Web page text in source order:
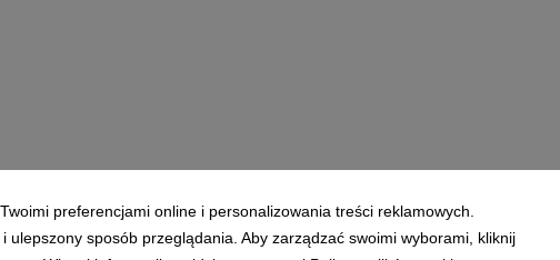
preferencjami online i personalizowania treści reklamowych.
sposób przeglądania. Aby zarządzać swoimi wyborami, kliknij